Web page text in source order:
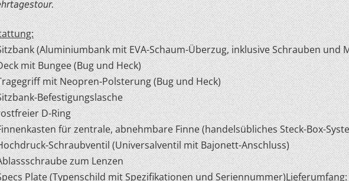
(Aluminiumbank mit EVA-Schaum-Überzug, inklusive Schrauben und
mit Bungee (Bug und Heck)
mit Neopren-Polsterung (Bug und Heck)
Befestigungslasche
D-Ring
für zentrale, abnehmbare Finne (handelsübliches Steck-Box-
Schraubventil (Universalventil mit Bajonett-Anschluss)
zum Lenzen
Plate (Typenschild mit Spezifikationen und Seriennummer)Lieferumfang: